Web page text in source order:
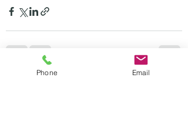
最新記事 すべて表示
Phone Email